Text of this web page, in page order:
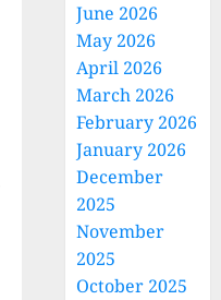
June 2026
May 2026
April 2026
March 2026
February 2026
January 2026
December
2025
November
2025
October 2025